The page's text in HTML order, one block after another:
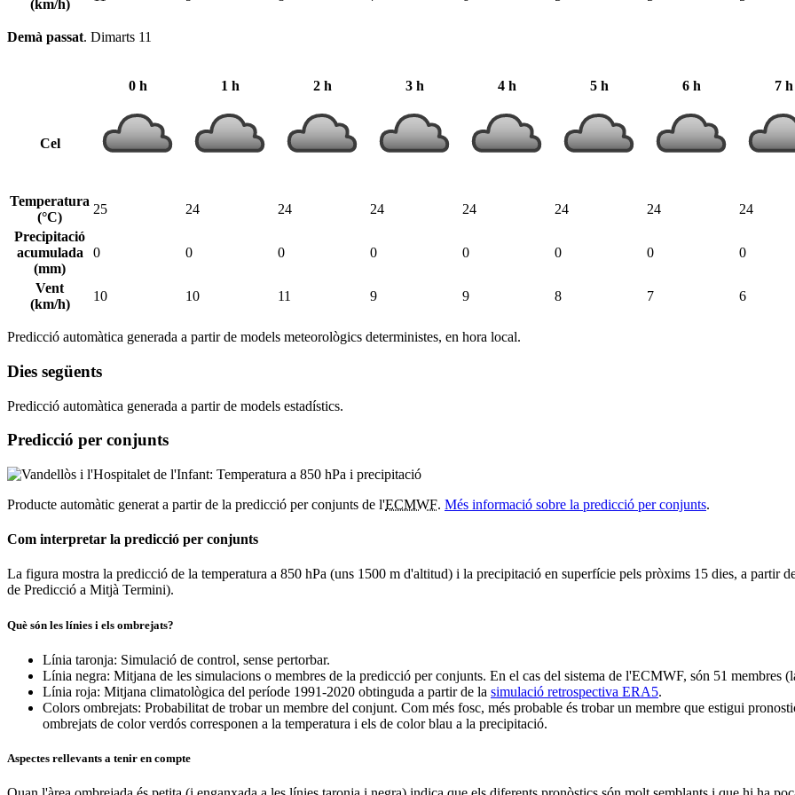
(km/h)
Demà passat. Dimarts 11
0 h
1 h 2 h 3 h 4 h 5 h 6 h 7 h
Cel
Temperatura
(°C)
25 24 24 24 24 24 24 24
Precipitació
acumulada
(mm)
0 0 0 0 0 0 0 0
Vent
(km/h)
10 10 11 9 9 8 7 6
Predicció automàtica generada a partir de models meteorològics deterministes, en hora local.
Dies següents
Predicció automàtica generada a partir de models estadístics.
Predicció per conjunts
Producte automàtic generat a partir de la predicció per conjunts de l'ECMWF. Més informació sobre la predicció per conjunts.
Com interpretar la predicció per conjunts
La figura mostra la predicció de la temperatura a 850 hPa (uns 1500 m d'altitud) i la precipitació en superfície pels pròxims 15 dies, a partir
de Predicció a Mitjà Termini).
Què són les línies i els ombrejats?
Línia taronja: Simulació de control, sense pertorbar.
Línia negra: Mitjana de les simulacions o membres de la predicció per conjunts. En el cas del sistema de l'ECMWF, són 51 membres
Línia roja: Mitjana climatològica del període 1991-2020 obtinguda a partir de la simulació retrospectiva ERA5.
Colors ombrejats: Probabilitat de trobar un membre del conjunt. Com més fosc, més probable és trobar un membre que estigui
ombrejats de color verdós corresponen a la temperatura i els de color blau a la precipitació.
Aspectes rellevants a tenir en compte